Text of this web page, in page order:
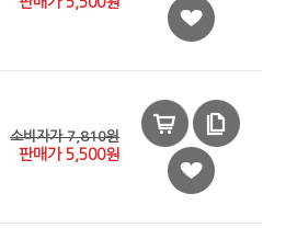
소비자가 7,810원
판매가 5,500원